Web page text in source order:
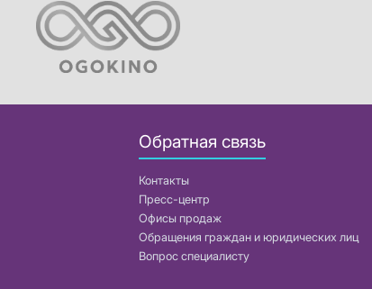
Обратная связь
Контакты
Пресс-центр
Офисы продаж
Обращения граждан и юридических лиц
Вопрос специалисту